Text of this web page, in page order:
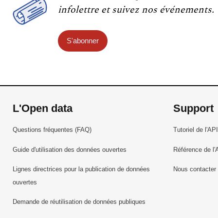
infolettre et suivez nos événements.
S'abonner
L'Open data
Questions fréquentes (FAQ)
Guide d'utilisation des données ouvertes
Lignes directrices pour la publication de données
ouvertes
Demande de réutilisation de données publiques
Support
Tutoriel de l'API
Référence de
Nous contacter